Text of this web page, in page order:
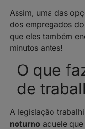
Assim, uma das
dos empregados
que eles também
minutos antes!
O que
de
A legislação
noturno aquele